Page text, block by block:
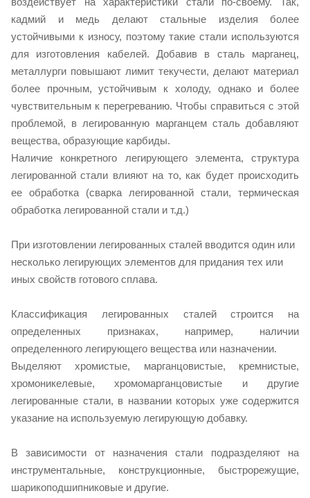
кадмий и медь делают стальные изделия более
устойчивыми к износу, поэтому такие стали используются
для изготовления кабелей. Добавив в сталь марганец,
металлурги повышают лимит текучести, делают материал
более прочным, устойчивым к холоду, однако и более
чувствительным к перегреванию. Чтобы справиться с этой
проблемой, в легированную марганцем сталь добавляют
вещества, образующие карбиды.
Наличие конкретного легирующего элемента, структура
легированной стали влияют на то, как будет происходить
ее обработка (сварка легированной стали, термическая
обработка легированной стали и т.д.)
При изготовлении легированных сталей вводится один или
несколько легирующих элементов для придания тех или
иных свойств готового сплава.
Классификация легированных сталей строится на
определенных признаках, например, наличии
определенного легирующего вещества или назначении.
Выделяют хромистые, марганцовистые, кремнистые,
хромоникелевые, хромомарганцовистые и другие
легированные стали, в названии которых уже содержится
указание на используемую легирующую добавку.
В зависимости от назначения стали подразделяют на
инструментальные, конструкционные, быстрорежущие,
шарикоподшипниковые и другие.